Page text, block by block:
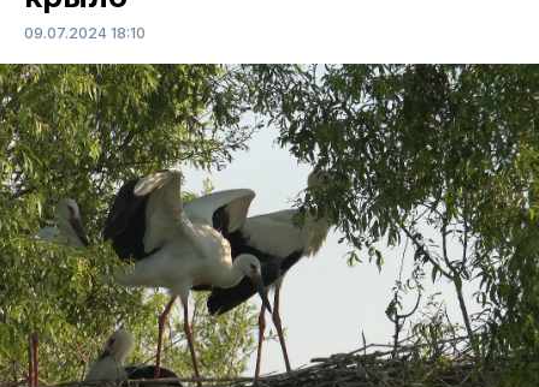
09.07.2024 18:10